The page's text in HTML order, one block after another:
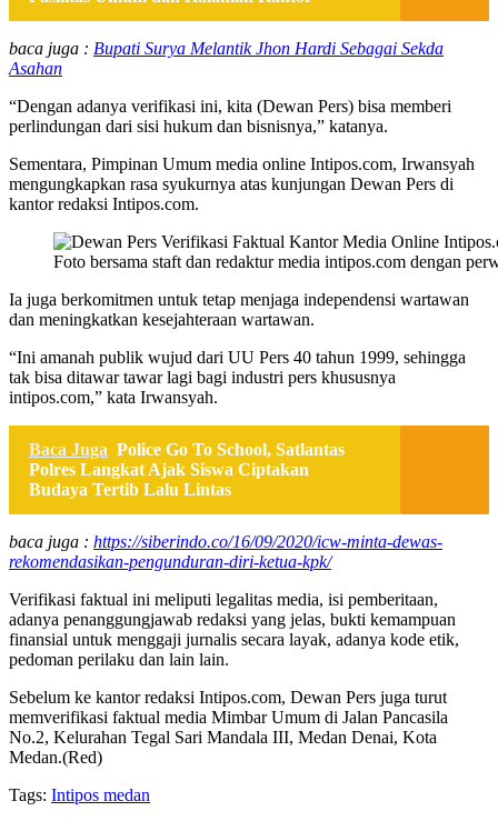
baca juga : Bupati Surya Melantik Jhon Hardi Sebagai Sekda
Asahan
“Dengan adanya verifikasi ini, kita (Dewan Pers) bisa memberi
perlindungan dari sisi hukum dan bisnisnya,” katanya.
Sementara, Pimpinan Umum media online Intipos.com, Irwansyah
mengungkapkan rasa syukurnya atas kunjungan Dewan Pers di
kantor redaksi Intipos.com.
Foto bersama staft dan redaktur media intipos.com dengan
Ia juga berkomitmen untuk tetap menjaga independensi wartawan
dan meningkatkan kesejahteraan wartawan.
“Ini amanah publik wujud dari UU Pers 40 tahun 1999, sehingga
tak bisa ditawar tawar lagi bagi industri pers khususnya
intipos.com,” kata Irwansyah.
Baca Juga Police Go To School, Satlantas
Polres Langkat Ajak Siswa Ciptakan
Budaya Tertib Lalu Lintas
baca juga : https://siberindo.co/16/09/2020/icw-minta-dewas-
rekomendasikan-pengunduran-diri-ketua-kpk/
Verifikasi faktual ini meliputi legalitas media, isi pemberitaan,
adanya penanggungjawab redaksi yang jelas, bukti kemampuan
finansial untuk menggaji jurnalis secara layak, adanya kode etik,
pedoman perilaku dan lain lain.
Sebelum ke kantor redaksi Intipos.com, Dewan Pers juga turut
memverifikasi faktual media Mimbar Umum di Jalan Pancasila
No.2, Kelurahan Tegal Sari Mandala III, Medan Denai, Kota
Medan.(Red)
Tags: Intipos medan